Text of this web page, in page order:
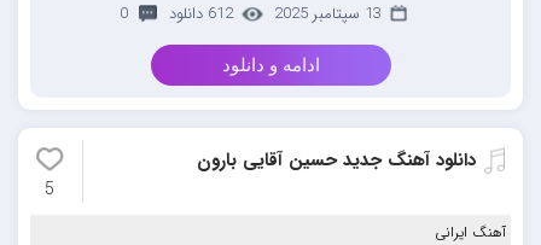
13 سپتامبر 2025 612 دانلود 0
ادامه و دانلود
دانلود آهنگ جدید حسین آقایی بارون
5
آهنگ ایرانی